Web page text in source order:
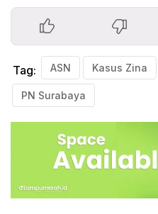
Tag: ASN Kasus Zina
PN Surabaya